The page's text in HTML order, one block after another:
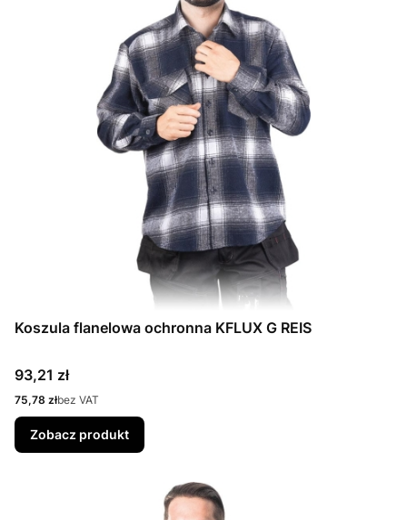
Koszula flanelowa ochronna KFLUX G REIS
Cena
93,21 zł
Cena
75,78 złbez VAT
Zobacz produkt